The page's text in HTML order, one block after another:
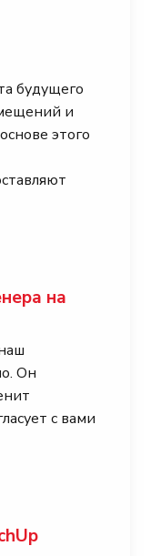
будущего
и
этого
на
Он
с вами